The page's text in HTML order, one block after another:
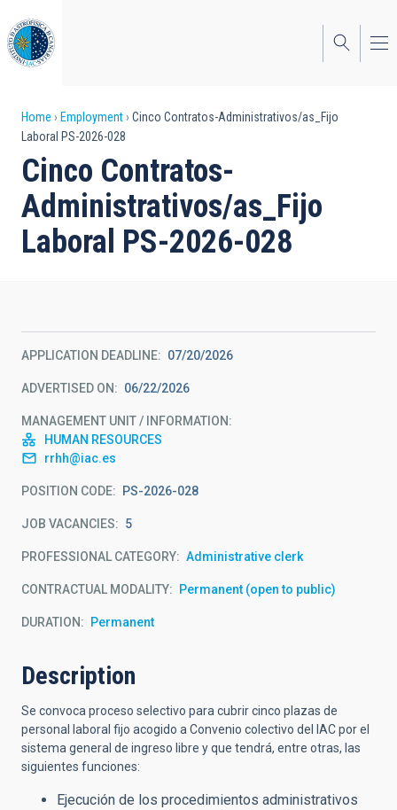
to
main
content
Breadcrumb
Home Employment
Cinco Contratos-Administrativos/as_Fijo
Laboral PS-2026-028
Cinco Contratos-
Administrativos/as_Fijo
Laboral PS-2026-028
APPLICATION DEADLINE 07/20/2026
ADVERTISED ON 06/22/2026
MANAGEMENT UNIT / INFORMATION
HUMAN RESOURCES
rrhh@iac.es
POSITION CODE PS-2026-028
JOB VACANCIES 5
PROFESSIONAL CATEGORY Administrative clerk
CONTRACTUAL MODALITY Permanent (open to public)
DURATION Permanent
Description
Se convoca proceso selectivo para cubrir cinco plazas de
personal laboral fijo acogido a Convenio colectivo del IAC por el
sistema general de ingreso libre y que tendrá, entre otras, las
siguientes funciones:
Ejecución de los procedimientos administrativos